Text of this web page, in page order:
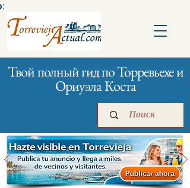
Твой полный гид по Торревьехе и
Ориуэла Коста